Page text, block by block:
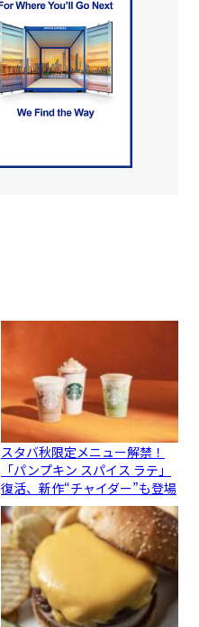
スタバ秋限定メニュー解禁！
「パンプキン スパイス ラテ」
復活、新作“チャイダー”も登場